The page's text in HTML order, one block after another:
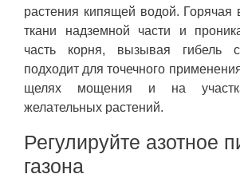
растения кипящей водой. Горячая
ткани надземной части и
часть корня, вызывая гибель
подходит для точечного
щелях мощения и на
желательных растений.
Регулируйте азотное
газона